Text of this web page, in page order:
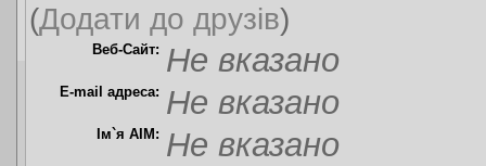
(Додати до друзів)
Веб-Сайт: Не вказано
E-mail адреса: Не вказано
Ім`я AIM: Не вказано